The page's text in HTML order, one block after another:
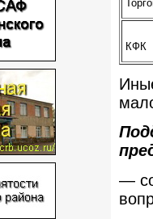
КФК
—